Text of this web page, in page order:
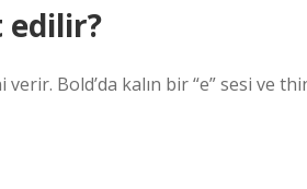
edilir?
Bold’da kalın bir “e” sesi ve